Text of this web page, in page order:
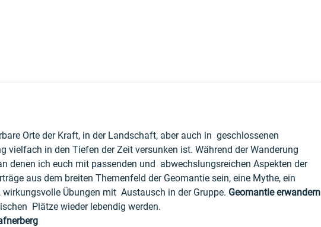
Orte der Kraft, in der Landschaft, aber auch in  geschlossenen
vielfach in den Tiefen der Zeit versunken ist. Während der Wanderung
denen ich euch mit passenden und  abwechslungsreichen Aspekten der
aus dem breiten Themenfeld der Geomantie sein, eine Mythe, ein
Übungen mit  Austausch in der Gruppe. Geomantie erwandern
Plätze wieder lebendig werden.